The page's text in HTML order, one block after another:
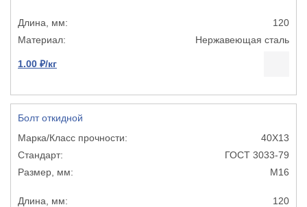
120
Нержавеющая сталь
1.00 ₽/кг
Болт откидной
40Х13
ГОСТ 3033-79
М16
120